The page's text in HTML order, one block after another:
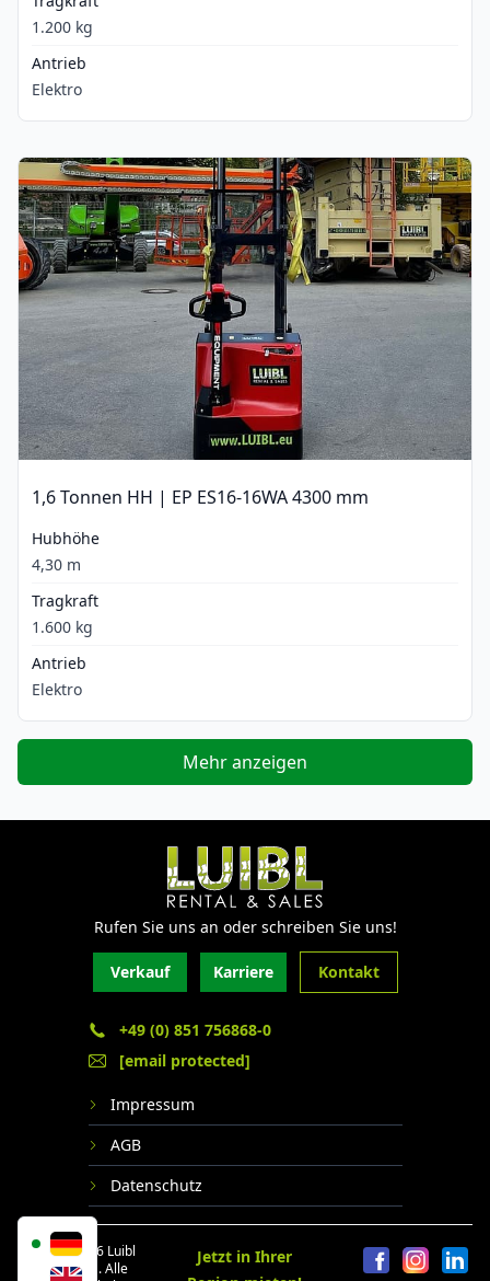
1.200 kg
Antrieb
Elektro
1,6 Tonnen HH | EP ES16-16WA 4300 mm
Hubhöhe
4,30 m
Tragkraft
1.600 kg
Antrieb
Elektro
Mehr anzeigen
Rufen Sie uns an oder schreiben Sie uns!
Verkauf Karriere Kontakt
+49 (0) 851 756868-0
[email protected]
Impressum
AGB
Datenschutz
© 2024 - 2026 Luibl
Rental GmbH. Alle
Jetzt in Ihrer